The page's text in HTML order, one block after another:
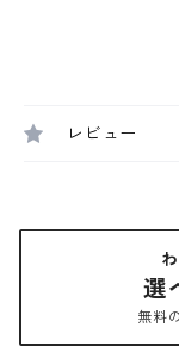
レビュー
選
無料